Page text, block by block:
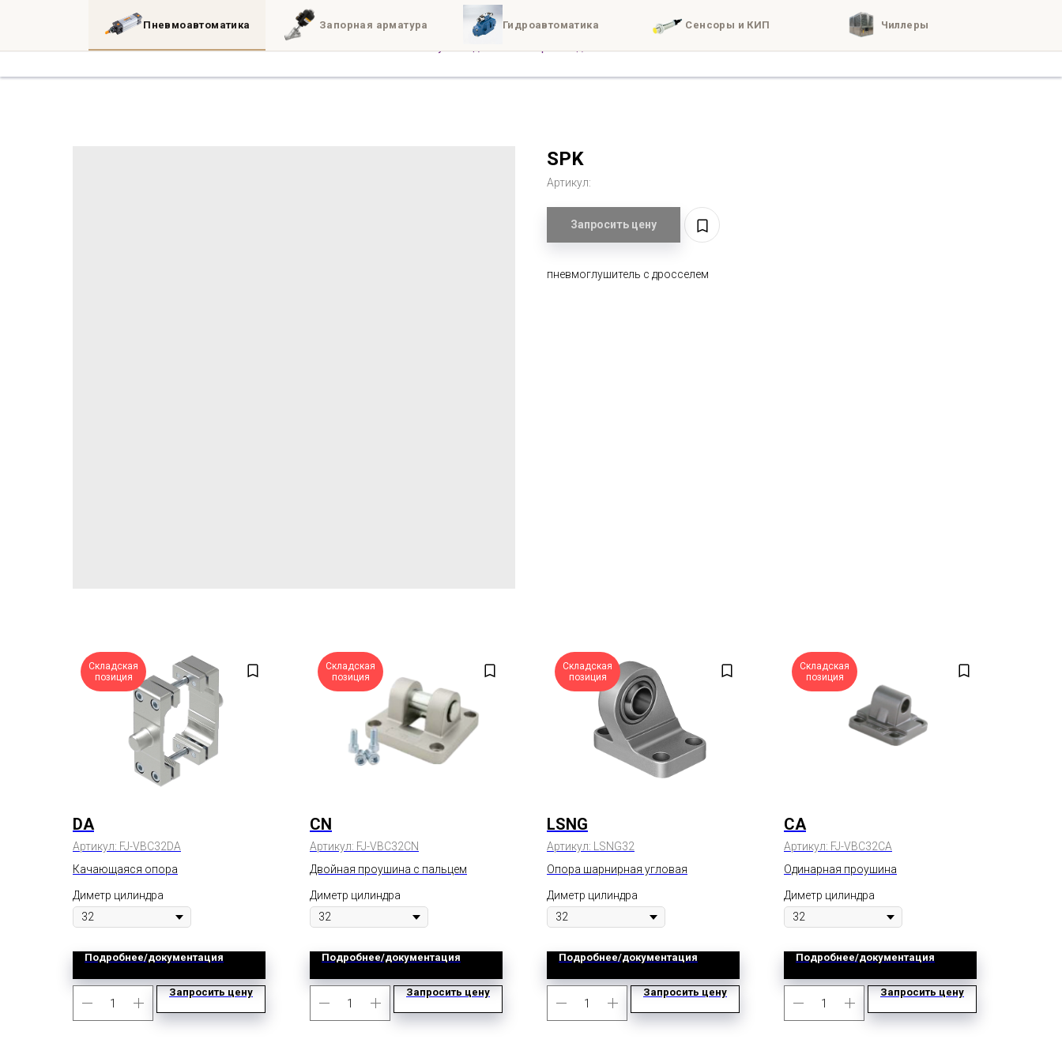
Инженерные утилиты Доставка
Пневмоавтоматика Запорная арматура Гидроавтоматика Сенсоры и КИП Чиллеры
SPK
Артикул:
Запросить цену
пневмоглушитель с дросселем
Складская
позиция
DA
Артикул: FJ-VBC32DA
Качающаяся опора
Диметр цилиндра
Подробнее/документация
Запросить цену
Складская
позиция
CN
Артикул: FJ-VBC32CN
Двойная проушина с пальцем
Диметр цилиндра
Подробнее/документация
Запросить цену
Складская
позиция
LSNG
Артикул:
LSNG32
Опора шарнирная угловая
Диметр цилиндра
Подробнее/документация
Запросить цену
Складская
позиция
CA
Артикул: FJ-VBC32CA
Одинарная проушина
Диметр цилиндра
Подробнее/документация
Запросить цену